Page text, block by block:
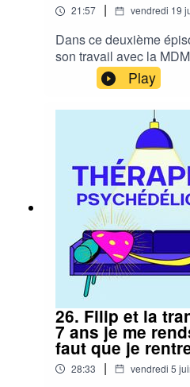
21:57 | vendredi 19
Dans ce deuxième
son travail avec la
de ses traumatismes,
selon lui, guérir est un
Filip :
https://healwithfil.com/
Play
26. Filip et la
7 ans je me
faut que je
28:33 | vendredi 5